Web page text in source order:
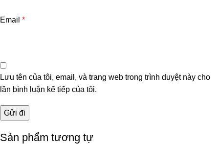
Email *
Lưu tên của tôi, email, và trang web trong trình duyệt này cho
lần bình luận kế tiếp của tôi.
Sản phẩm tương tự